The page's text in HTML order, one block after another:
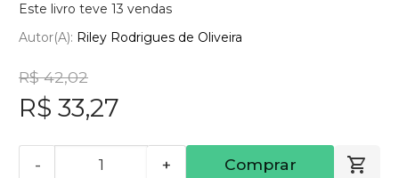
Este livro teve 13 vendas
Autor(a): Riley Rodrigues de Oliveira
R$ 42,02
R$ 33,27
- + Comprar